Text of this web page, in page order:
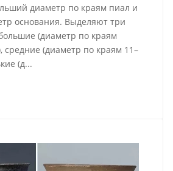
диаметр по краям пиал и
основания. Выделяют три
(диаметр по краям
средние (диаметр по краям 11–
(д...